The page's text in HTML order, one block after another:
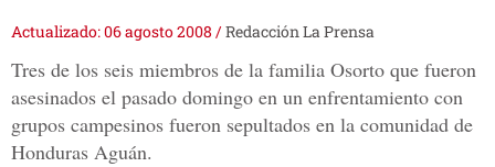
Actualizado: 06 agosto 2008 /Redacción La Prensa
Tres de los seis miembros de la familia Osorto que fueron
asesinados el pasado domingo en un enfrentamiento con
grupos campesinos fueron sepultados en la comunidad de
Honduras Aguán.